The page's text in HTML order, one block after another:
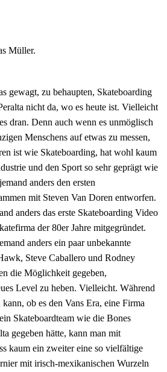
Müller.
gewagt, zu behaupten, Skateboarding
nicht da, wo es heute ist. Vielleicht
dran. Denn auch wenn es unmöglisch
Menschens auf etwas zu messen,
ist wie Skateboarding, hat wohl kaum
und den Sport so sehr geprägt wie
anders den ersten
mit Steven Van Doren entworfen.
anders das erste Skateboarding Video
der 80er Jahre mitgegründet.
anders ein paar unbekannte
Steve Caballero und Rodney
die Möglichkeit gegeben,
Level zu heben. Vielleicht. Während
ob es den Vans Era, eine Firma
Skateboardteam wie die Bones
gegeben hätte, kann man mit
kaum ein zweiter eine so vielfältige
mit irisch-mexikanischen Wurzeln